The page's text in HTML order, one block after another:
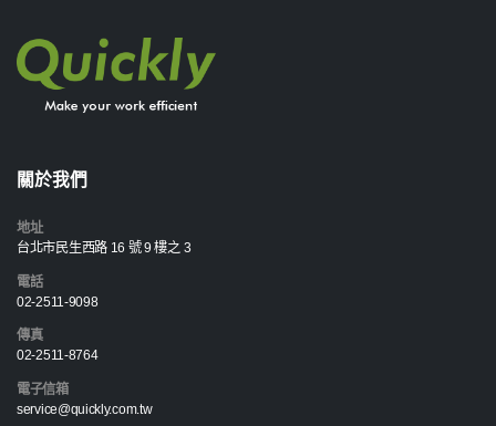
關於我們
地址
台北市民生西路 16 號 9 樓之 3
電話
02-2511-9098
傳真
02-2511-8764
電子信箱
service@quickly.com.tw